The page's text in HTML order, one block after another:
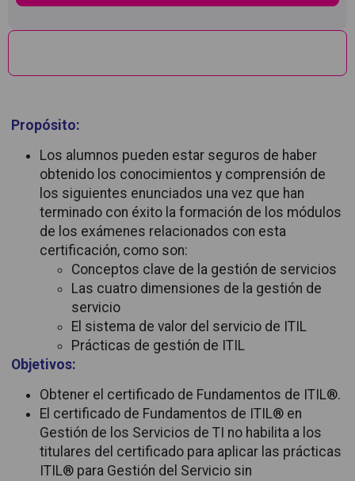
Propósito:
Los alumnos pueden estar seguros de haber
obtenido los conocimientos y comprensión de
los siguientes enunciados una vez que han
terminado con éxito la formación de los módulos
de los exámenes relacionados con esta
certificación, como son:
Conceptos clave de la gestión de servicios
Las cuatro dimensiones de la gestión de
servicio
El sistema de valor del servicio de ITIL
Prácticas de gestión de ITIL
Objetivos:
Obtener el certificado de Fundamentos de ITIL®.
El certificado de Fundamentos de ITIL® en
Gestión de los Servicios de TI no habilita a los
titulares del certificado para aplicar las prácticas
ITIL® para Gestión del Servicio sin